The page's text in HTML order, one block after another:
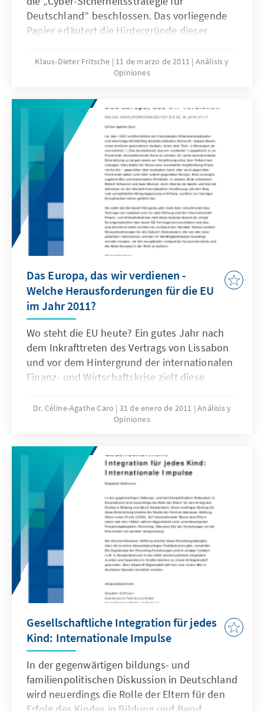
Deutschland” beschlossen. Das vorliegende
Papier erläutert die Hintergründe dieser
der Cyberspace und warum nimmt die
Bedeutung der Cyber-Sicherheit für
Maßnahmen hat die Bundesregierung
ergriffen und wie sehen die nächsten Schritte
in der internationalen Zusammenarbeit aus?
Und wie lässt sich im Umgang mit den Cyber-
Risiken das Verhältnis zwischen zivilen und
militärischen Instrumenten sinnvoll
Klaus-Dieter Fritsche 11 de marzo de 2011
Análisis y
Opiniones
Das Europa, das wir verdienen -
Welche Herausforderungen für die EU
im Jahr 2011?
Wo steht die EU heute? Ein gutes Jahr nach
dem Inkrafttreten des Vertrags von Lissabon
und vor dem Hintergrund der internationalen
Finanz- und Wirtschaftskrise zielt diese
des neuen EU-Vertrags hervorzuheben und
das, was bereits erreicht worden ist, zu
Herausforderungen thematisiert, die von den
europäischen Institutionen und den 27 EU-
Mitgliedstaaten bewältigt werden müssen,
um die europäische Integration
fortzuentwickeln und die Rolle Europas in der
Welt zu sichern.
Dr. Céline-Agathe Caro 31 de enero de 2011
Análisis y
Opiniones
Gesellschaftliche Integration für jedes
Kind: Internationale Impulse
In der gegenwärtigen bildungs- und
familienpolitischen Diskussion in Deutschland
wird neuerdings die Rolle der Eltern für den